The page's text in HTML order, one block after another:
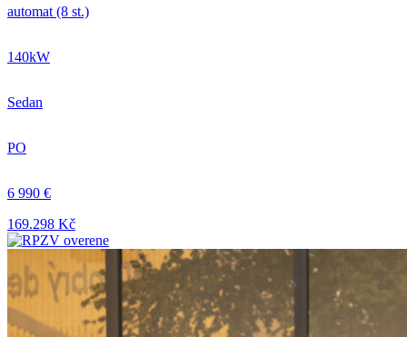
automat (8 st.)
140kW
Sedan
PO
6 990 €
169.298 Kč